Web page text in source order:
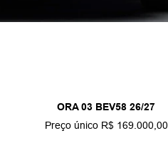
ORA 03 BEV58 26/27
Preço único R$ 169.000,00